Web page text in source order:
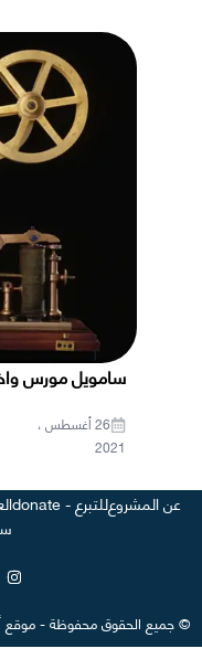
سامويل مورس
26 أغسطس ،
2021
عن المشروعللتبرع - donate
©جميع الحقوق محفوظة-موقع